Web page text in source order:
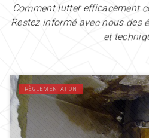
Comment lutter efficacement
Restez informé avec nous des
et
RÈGLEMENTATION